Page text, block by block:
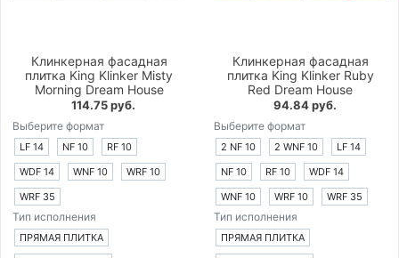
Клинкерная фасадная
плитка King Klinker Misty
Morning Dream House
114.75 руб.
Выберите формат
LF 14 NF 10
RF 10
WDF 14
WNF 10
WRF 10
WRF 35
Тип исполнения
ПРЯМАЯ ПЛИТКА
Клинкерная фасадная
плитка King Klinker Ruby
Red Dream House
94.84 руб.
Выберите формат
2 NF 10 2 WNF 10
LF 14
NF 10
RF 10
WDF 14
WNF 10
WRF 10 WRF 35
Тип исполнения
ПРЯМАЯ ПЛИТКА